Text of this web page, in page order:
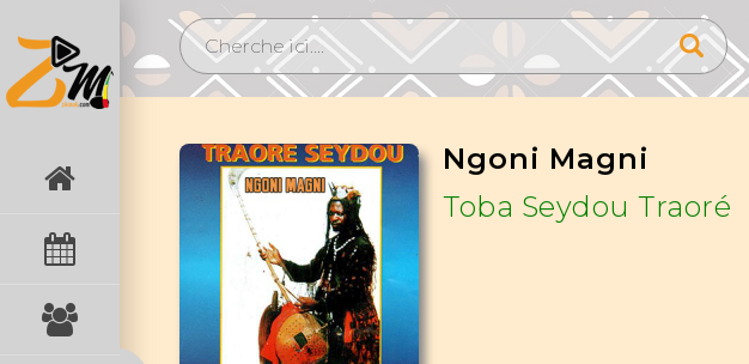
Ngoni Magni
Toba Seydou Traoré